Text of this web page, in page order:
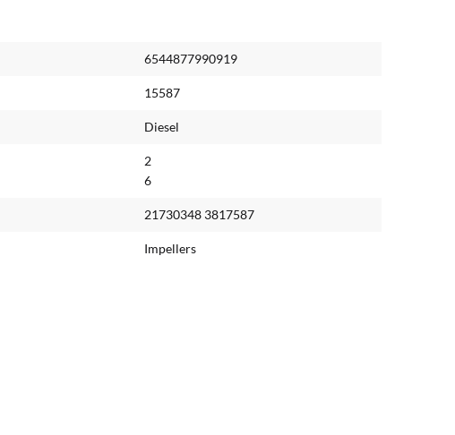
6544877990919
15587
Diesel
2
6
21730348 3817587
Impellers